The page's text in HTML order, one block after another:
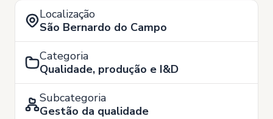
Localização
São Bernardo do Campo
Categoria
Qualidade, produção e I&D
Subcategoria
Gestão da qualidade